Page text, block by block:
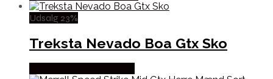
Udsalg 23%
Treksta Nevado Boa Gtx Sko